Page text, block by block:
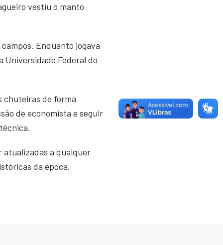
vestiu o manto
Enquanto jogava
Universidade Federal do
chuteiras de forma
de economista e seguir
atualizadas a qualquer
da época.